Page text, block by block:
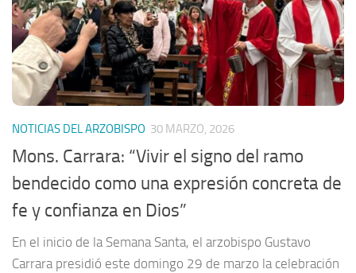
NOTICIAS DEL ARZOBISPO 30 MARZO, 2026
Mons. Carrara: “Vivir el signo del ramo
bendecido como una expresión concreta de
fe y confianza en Dios”
En el inicio de la Semana Santa, el arzobispo Gustavo
Carrara presidió este domingo 29 de marzo la celebración